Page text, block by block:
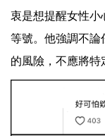
衷是想提醒女性小
等號。他強調不論
的風險，不應將特